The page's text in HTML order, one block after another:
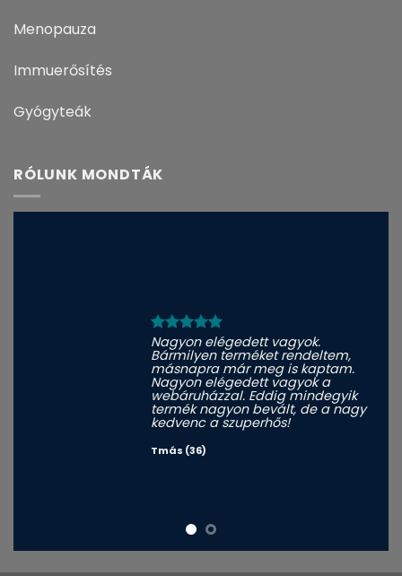
Menopauza
Immuerősítés
Gyógyteák
RÓLUNK MONDTÁK
Nagyon elégedett vagyok.
Bármilyen terméket rendeltem,
másnapra már meg is kaptam.
Nagyon elégedett vagyok a
webáruházzal. Eddig mindegyik
termék nagyon bevált, de a nagy
kedvenc a szuperhős!
Tmás (36)